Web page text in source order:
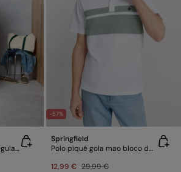
Polo básico Springfield regular fit
-57%
Springfield
Polo piqué gola mao bloco de cor slim fit
12,99 € 29,99 €